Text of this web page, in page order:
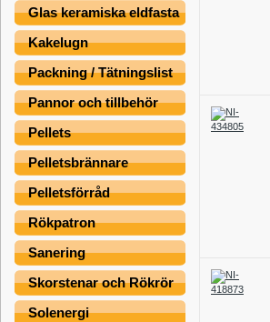
Glas keramiska eldfasta
Kakelugn
Packning / Tätningslist
Pannor och tillbehör
Pellets
Pelletsbrännare
Pelletsförråd
Rökpatron
Sanering
Skorstenar och Rökrör
Solenergi